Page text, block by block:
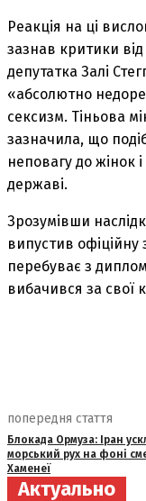
Реакція на ці
зазнав критики
депутатка Залі
«абсолютно
сексизм. Тіньова
зазначила, що
неповагу до жінок
державі.
Зрозумівши
випустив офіційну
перебуває з
вибачився за свої
попередня стаття
Блокада Ормуза: Іран
морський рух на фоні
Хаменеї
Актуально